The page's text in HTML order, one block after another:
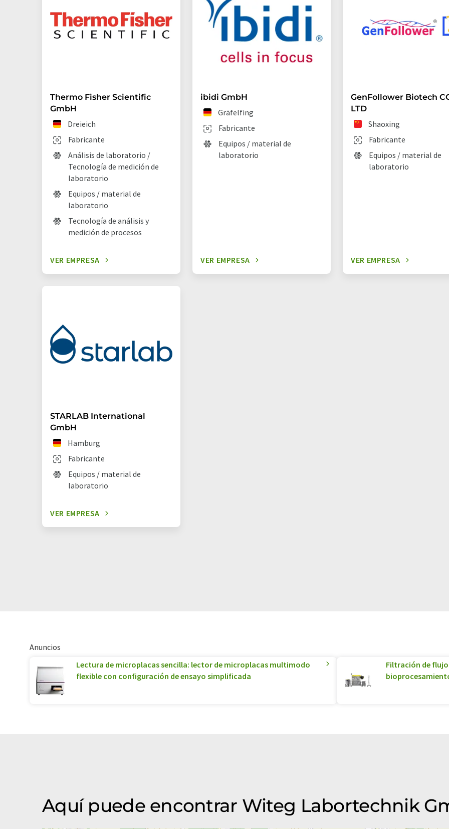
Thermo Fisher Scientific
GmbH
Dreieich
Fabricante
Análisis de laboratorio /
Tecnología de medición de
laboratorio
Equipos / material de
laboratorio
Tecnología de análisis y
medición de procesos
VER EMPRESA
ibidi GmbH
Gräfelfing
Fabricante
Equipos / material de
laboratorio
VER EMPRESA
GenFollower Biotech
LTD
Shaoxing
Fabricante
Equipos / material de
laboratorio
VER EMPRESA
STARLAB International
GmbH
Hamburg
Fabricante
Equipos / material de
laboratorio
VER EMPRESA
Anuncios
Lectura de microplacas sencilla: lector de microplacas multimodo
flexible con configuración de ensayo simplificada
Filtración de
Aquí puede encontrar Witeg Labortechnik